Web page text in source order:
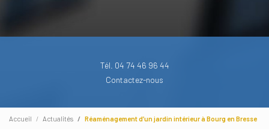
Tél. 04 74 46 96 44
Contactez-nous
Accueil Actualités Réaménagement d’un jardin intérieur à Bourg en Bresse